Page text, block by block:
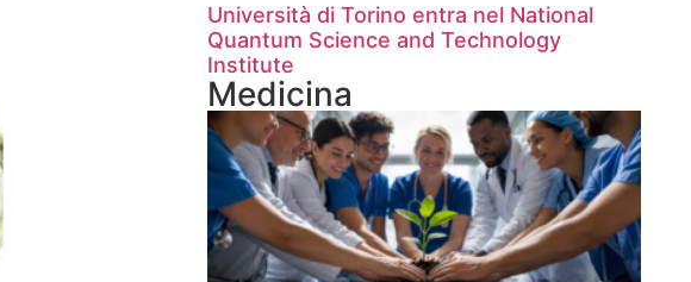
Università di Torino entra nel National
Quantum Science and Technology
Institute
Medicina